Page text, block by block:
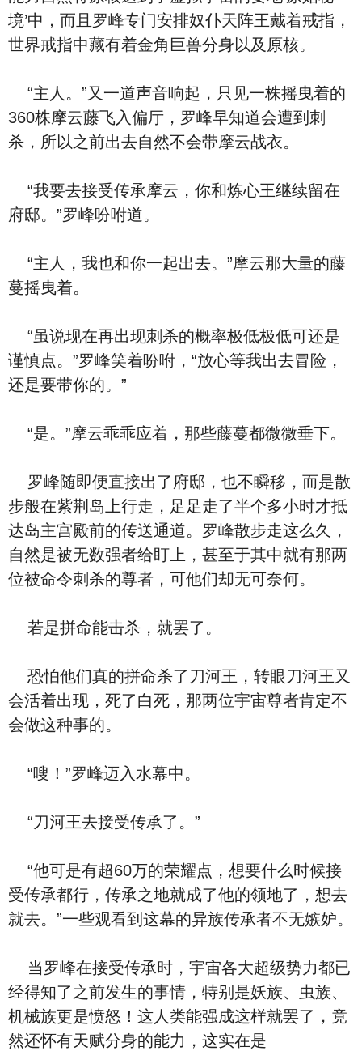
境’中，而且罗峰专门安排奴仆天阵王戴着戒指，
世界戒指中藏有着金角巨兽分身以及原核。
“主人。”又一道声音响起，只见一株摇曳着的
360株摩云藤飞入偏厅，罗峰早知道会遭到刺
杀，所以之前出去自然不会带摩云战衣。
“我要去接受传承摩云，你和炼心王继续留在
府邸。”罗峰吩咐道。
“主人，我也和你一起出去。”摩云那大量的藤
蔓摇曳着。
“虽说现在再出现刺杀的概率极低极低可还是
谨慎点。”罗峰笑着吩咐，“放心等我出去冒险，
还是要带你的。”
“是。”摩云乖乖应着，那些藤蔓都微微垂下。
罗峰随即便直接出了府邸，也不瞬移，而是散
步般在紫荆岛上行走，足足走了半个多小时才抵
达岛主宫殿前的传送通道。罗峰散步走这么久，
自然是被无数强者给盯上，甚至于其中就有那两
位被命令刺杀的尊者，可他们却无可奈何。
若是拼命能击杀，就罢了。
恐怕他们真的拼命杀了刀河王，转眼刀河王又
会活着出现，死了白死，那两位宇宙尊者肯定不
会做这种事的。
“嗖！”罗峰迈入水幕中。
“刀河王去接受传承了。”
“他可是有超60万的荣耀点，想要什么时候接
受传承都行，传承之地就成了他的领地了，想去
就去。”一些观看到这幕的异族传承者不无嫉妒。
当罗峰在接受传承时，宇宙各大超级势力都已
经得知了之前发生的事情，特别是妖族、虫族、
机械族更是愤怒！这人类能强成这样就罢了，竟
然还怀有天赋分身的能力，这实在是